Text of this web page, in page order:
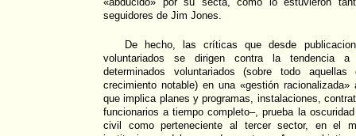
seguidores de Jim Jones.
De hecho, las críticas que desde
voluntariados se dirigen contra la tendencia
determinados voluntariados (sobre todo
crecimiento notable) en una «gestión
que implica planes y programas, instalaciones,
funcionarios a tiempo completo–, prueba la
civil como perteneciente al tercer sector, en el